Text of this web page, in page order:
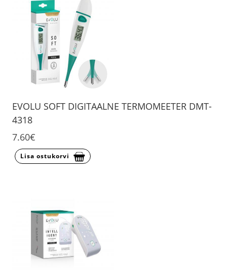
EVOLU SOFT DIGITAALNE TERMOMEETER DMT-
4318
7.60€
Lisa ostukorvi